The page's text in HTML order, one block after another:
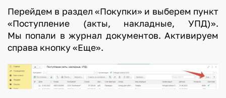
Перейдем в раздел «Покупки» и выберем пункт
«Поступление (акты, накладные, УПД)».
Мы попали в журнал документов. Активируем
справа кнопку «Еще».